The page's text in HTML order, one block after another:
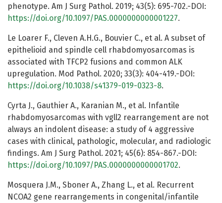
phenotype. Am J Surg Pathol. 2019; 43(5): 695-702.-DOI:
https://doi.org/10.1097/PAS.0000000000001227.
Le Loarer F., Cleven A.H.G., Bouvier C., et al. A subset of
epithelioid and spindle cell rhabdomyosarcomas is
associated with TFCP2 fusions and common ALK
upregulation. Mod Pathol. 2020; 33(3): 404-419.-DOI:
https://doi.org/10.1038/s41379-019-0323-8.
Cyrta J., Gauthier A., Karanian M., et al. Infantile
rhabdomyosarcomas with vgll2 rearrangement are not
always an indolent disease: a study of 4 aggressive
cases with clinical, pathologic, molecular, and radiologic
findings. Am J Surg Pathol. 2021; 45(6): 854-867.-DOI:
https://doi.org/10.1097/PAS.0000000000001702.
Mosquera J.M., Sboner A., Zhang L., et al. Recurrent
NCOA2 gene rearrangements in congenital/infantile